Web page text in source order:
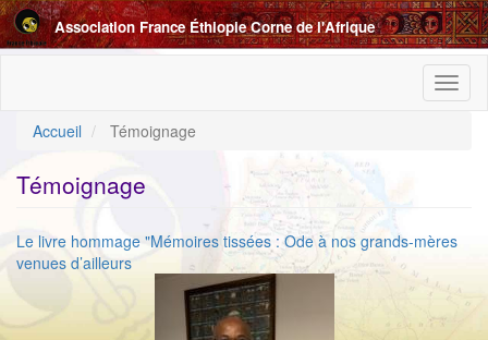
Aller
au
contenu
Association France Éthiopie Corne de l'Afrique
Accueil
Témoignage
Témoignage
Le livre hommage "Mémoires tissées : Ode à nos grands-mères
venues d’ailleurs